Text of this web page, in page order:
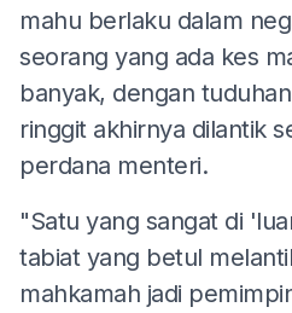
mahu berlaku dalam
seorang yang ada kes
banyak, dengan
ringgit akhirnya dilantik
perdana menteri.
"Satu yang sangat di
tabiat yang betul
mahkamah jadi